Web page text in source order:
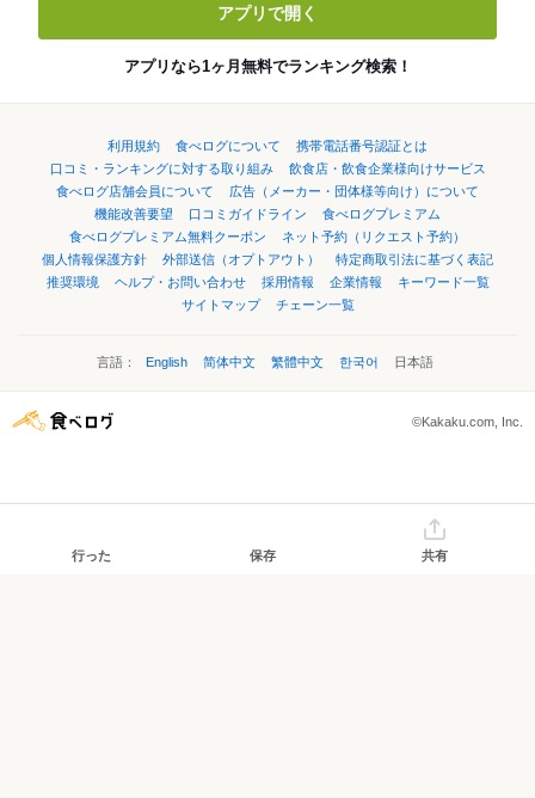
アプリで開く
アプリなら1ヶ月無料でランキング検索！
利用規約 食べログについて
携帯電話番号認証とは
口コミ・ランキングに対する取り組み
飲食店・飲食企業様向けサービス
食べログ店舗会員について
広告（メーカー・団体様等向け）について
機能改善要望
口コミガイドライン
食べログプレミアム
食べログプレミアム無料クーポン
ネット予約（リクエスト予約）
個人情報保護方針
外部送信（オプトアウト）
特定商取引法に基づく表記
推奨環境
ヘルプ・お問い合わせ 採用情報 企業情報
キーワード一覧
サイトマップ
チェーン一覧
言語： English 简体中文 繁體中文 한국어 日本語
©Kakaku.com, Inc.
行った 保存 共有